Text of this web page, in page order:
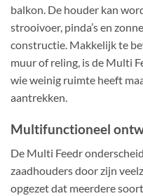
balkon. De houder kan
strooivoer, pinda’s en
constructie. Makkelijk te
muur of reling, is de Multi
wie weinig ruimte heeft
aantrekken.
Multifunctioneel
De Multi Feedr
zaadhouders door zijn
opgezet dat meerdere